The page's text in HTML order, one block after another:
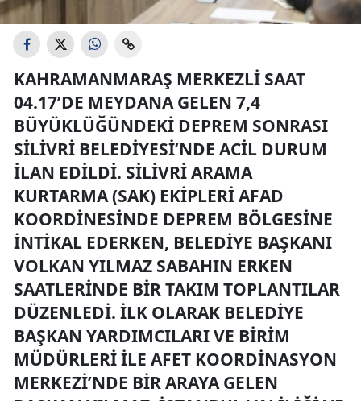
KAHRAMANMARAŞ MERKEZLI SAAT
04.17’DE MEYDANA GELEN 7,4
BÜYÜKLÜĞÜNDEKI DEPREM SONRASI
SILIVRI BELEDIYESI’NDE ACIL DURUM
ILAN EDILDI. SILIVRI ARAMA
KURTARMA (SAK) EKIPLERI AFAD
KOORDINESINDE DEPREM BÖLGESINE
INTIKAL EDERKEN, BELEDIYE BAŞKANI
VOLKAN YILMAZ SABAHIN ERKEN
SAATLERINDE BIR TAKIM TOPLANTILAR
DÜZENLEDI. İLK OLARAK BELEDIYE
BAŞKAN YARDIMCILARI VE BIRIM
MÜDÜRLERI ILE AFET KOORDINASYON
MERKEZI’NDE BIR ARAYA GELEN